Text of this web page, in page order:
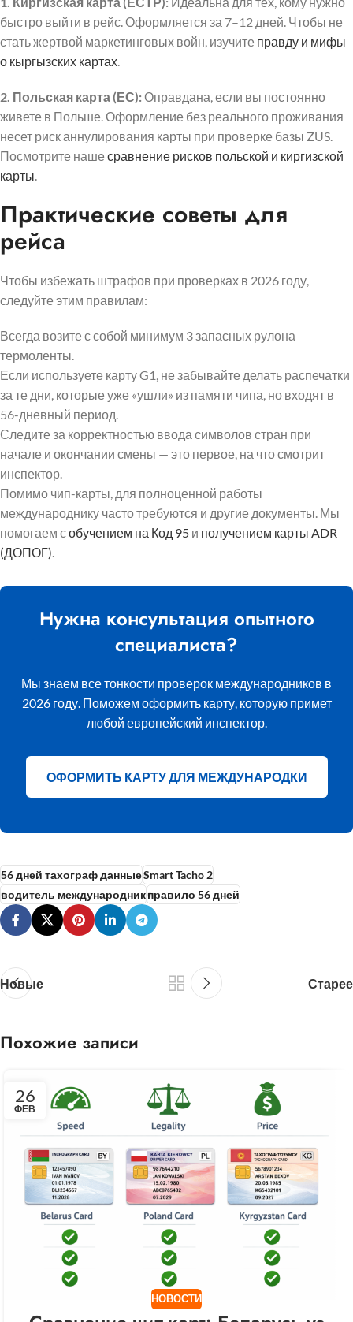
быстро выйти в рейс. Оформляется за 7–12 дней. Чтобы не
стать жертвой маркетинговых войн, изучите правду и мифы
о кыргызских картах.
2. Польская карта (ЕС):Оправдана, если вы постоянно
живете в Польше. Оформление без реального проживания
несет риск аннулирования карты при проверке базы ZUS.
Посмотрите наше сравнение рисков польской и киргизской
карты.
Практические советы для
рейса
Чтобы избежать штрафов при проверках в 2026 году,
следуйте этим правилам:
Всегда возите с собой минимум 3 запасных рулона
термоленты.
Если используете карту G1, не забывайте делать распечатки
за те дни, которые уже «ушли» из памяти чипа, но входят в
56-дневный период.
Следите за корректностью ввода символов стран при
начале и окончании смены — это первое, на что смотрит
инспектор.
Помимо чип-карты, для полноценной работы
международнику часто требуются и другие документы. Мы
помогаем собучением на Код 95 и получением карты ADR
(ДОПОГ).
Нужна консультация опытного
специалиста?
Мы знаем все тонкости проверок международников в
2026 году. Поможем оформить карту, которую примет
любой европейский инспектор.
ОФОРМИТЬ КАРТУ ДЛЯ МЕЖДУНАРОДКИ
56 дней тахограф данныеSmart Tacho 2
водитель международникправило 56 дней
Новые Старее
Похожие записи
26
ФЕВ
НОВОСТИ